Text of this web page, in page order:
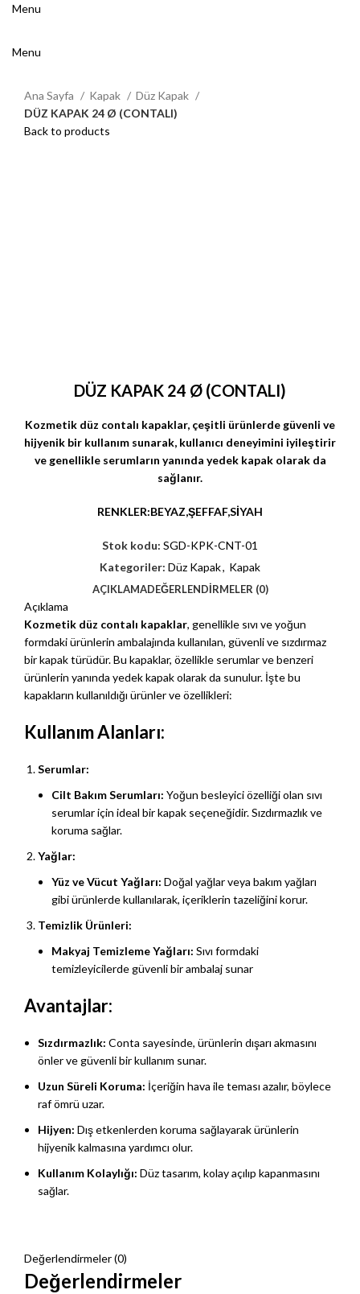
Menu
Menu
Ana Sayfa Kapak
Düz Kapak
DÜZ KAPAK 24 Ø (CONTALI)
Back to products
DÜZ KAPAK 24 Ø (CONTALI)
Kozmetik düz contalı kapaklar, çeşitli ürünlerde güvenli ve
hijyenik bir kullanım sunarak, kullanıcı deneyimini iyileştirir
ve genellikle serumların yanında yedek kapakolarak da
sağlanır.
RENKLER:BEYAZ,ŞEFFAF,SİYAH
Stok kodu: SGD-KPK-CNT-01
Kategoriler: Düz Kapak, Kapak
AÇIKLAMADEĞERLENDIRMELER (0)
Açıklama
Kozmetik düz contalı kapaklar, genellikle sıvı ve yoğun
formdaki ürünlerin ambalajında kullanılan, güvenli ve sızdırmaz
bir kapak türüdür. Bu kapaklar, özellikle serumlar ve benzeri
ürünlerin yanında yedek kapak olarak da sunulur. İşte bu
kapakların kullanıldığı ürünler ve özellikleri:
Kullanım Alanları:
Serumlar:
Cilt Bakım Serumları: Yoğun besleyici özelliği olan sıvı
serumlar için ideal bir kapak seçeneğidir. Sızdırmazlık ve
koruma sağlar.
Yağlar:
Yüz ve Vücut Yağları: Doğal yağlar veya bakım yağları
gibi ürünlerde kullanılarak, içeriklerin tazeliğini korur.
Temizlik Ürünleri:
Makyaj Temizleme Yağları: Sıvı formdaki
temizleyicilerde güvenli bir ambalaj sunar
Avantajlar:
Sızdırmazlık: Conta sayesinde, ürünlerin dışarı akmasını
önler ve güvenli bir kullanım sunar.
Uzun Süreli Koruma: İçeriğin hava ile teması azalır, böylece
raf ömrü uzar.
Hijyen: Dış etkenlerden koruma sağlayarak ürünlerin
hijyenik kalmasına yardımcı olur.
Kullanım Kolaylığı: Düz tasarım, kolay açılıp kapanmasını
sağlar.
Değerlendirmeler (0)
Değerlendirmeler